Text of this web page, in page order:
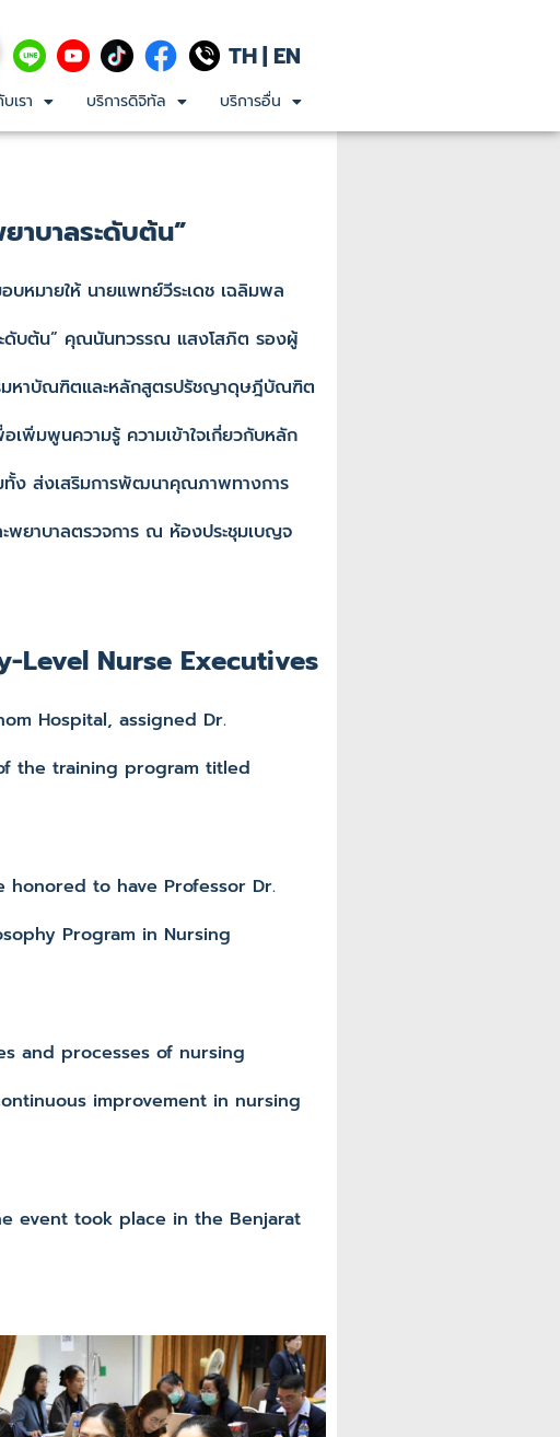
TH| EN
เรา บริการดิจิทัล บริการอื่น
าบาลระดับต้น”
มายให้ นายแพทย์วีระเดช เฉลิมพล
ระดับต้น” คุณนันทวรรณ แสงโสภิต รองผู้
รมหาบัณฑิตและหลักสูตรปรัชญาดุษฎีบัณฑิต
เพิ่มพูนความรู้ ความเข้าใจเกี่ยวกับหลัก
มทั้ง ส่งเสริมการพัฒนาคุณภาพทางการ
พยาบาลตรวจการ ณ ห้องประชุมเบญจ
Nurse Executives
Hospital, assigned Dr.
the training program titled
to have Professor Dr.
Program in Nursing
processes of nursing
improvement in nursing
took place in the Benjarat